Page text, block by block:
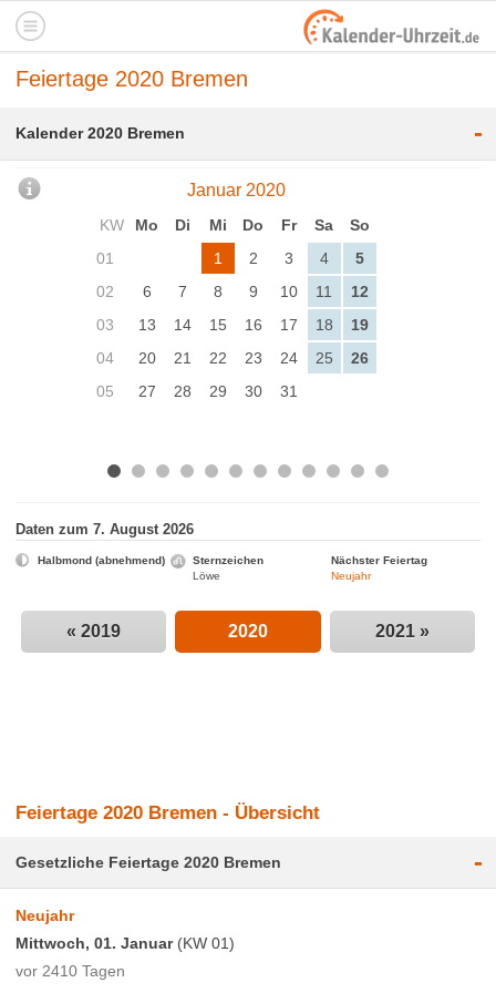
Feiertage 2020 Bremen
Kalender 2020 Bremen -
Januar 2020
KW Mo Di Mi Do Fr Sa
So
01
1 2 3 4
5
02
6 7 8 9 10 11
12
03
13 14 15 16 17 18
19
04
20 21 22 23 24 25
26
05
27 28 29 30 31
Daten zum 7. August 2026
Halbmond (abnehmend)
Sternzeichen
Löwe
Nächster Feiertag
Neujahr
« 2019 2020 2021 »
Feiertage 2020 Bremen - Übersicht
Gesetzliche Feiertage 2020 Bremen -
Neujahr
Mittwoch, 01. Januar(KW 01)
vor 2410 Tagen